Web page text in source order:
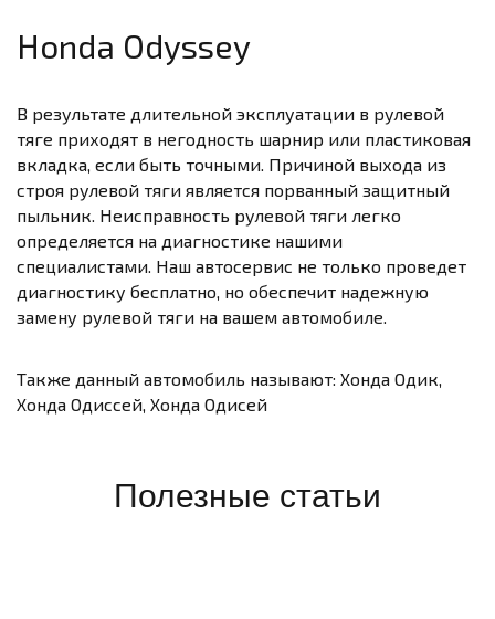
Honda Odyssey
В результате длительной эксплуатации в рулевой
тяге приходят в негодность шарнир или пластиковая
вкладка, если быть точными. Причиной выхода из
строя рулевой тяги является порванный защитный
пыльник. Неисправность рулевой тяги легко
определяется на диагностике нашими
специалистами. Наш автосервис не только проведет
диагностику бесплатно, но обеспечит надежную
замену рулевой тяги на вашем автомобиле.
Также данный автомобиль называют: Хонда Одик,
Хонда Одиссей, Хонда Одисей
Полезные статьи